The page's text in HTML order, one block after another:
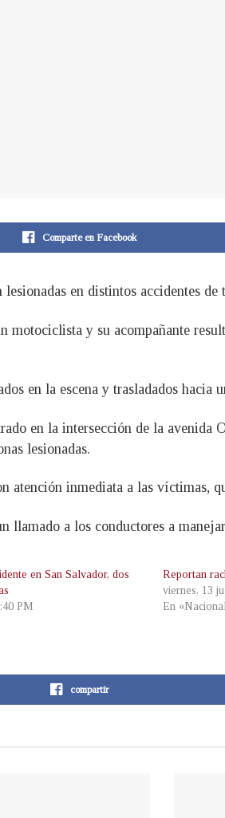
Comparte en Facebook
lesionadas en distintos accidentes
motociclista y su acompañante
en la escena y trasladados hacia
en la intersección de la
lesionadas.
atención inmediata a las víctimas,
llamado a los conductores a
en San Salvador, dos
PM
Reportan
viernes, 13
En
compartir